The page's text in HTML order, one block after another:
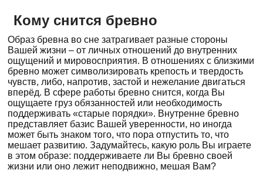
Кому снится бревно
Образ бревна во сне затрагивает разные стороны
Вашей жизни – от личных отношений до внутренних
ощущений и мировосприятия. В отношениях с близкими
бревно может символизировать крепость и твердость
чувств, либо, напротив, застой и нежелание двигаться
вперёд. В сфере работы бревно снится, когда Вы
ощущаете груз обязанностей или необходимость
поддерживать «старые порядки». Внутренне бревно
представляет базис Вашей уверенности, но иногда
может быть знаком того, что пора отпустить то, что
мешает развитию. Задумайтесь, какую роль Вы играете
в этом образе: поддерживаете ли Вы бревно своей
жизни или оно лежит неподвижно, мешая Вам?